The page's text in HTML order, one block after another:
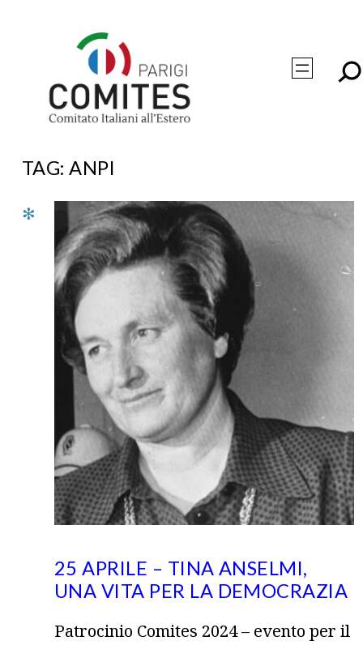
TAG:ANPI
25 APRILE – TINA ANSELMI,
UNA VITA PER LA DEMOCRAZIA
Patrocinio Comites 2024 – evento per il